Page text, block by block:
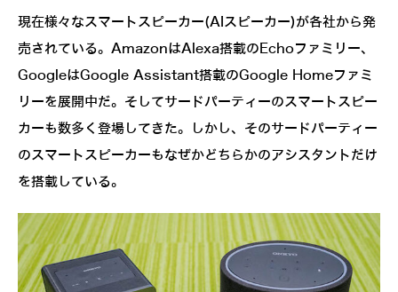
現在様々なスマートスピーカー(AIスピーカー)が各社から発
売されている。AmazonはAlexa搭載のEchoファミリー、
GoogleはGoogle Assistant搭載のGoogle Homeファミ
リーを展開中だ。そしてサードパーティーのスマートスピー
カーも数多く登場してきた。しかし、そのサードパーティー
のスマートスピーカーもなぜかどちらかのアシスタントだけ
を搭載している。